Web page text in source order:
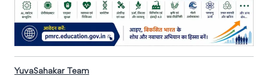
YuvaSahakar Team